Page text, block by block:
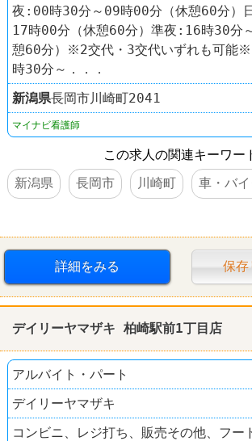
夜:00時30分～09時00分（休憩60分）
17時00分（休憩60分）準夜:16時30分
憩60分）※2交代・3交代いずれも可能
時30分～．．．
新潟県長岡市川崎町2041
マイナビ看護師
この求人の関連キーワー
新潟県
長岡市 川崎町 車・バ
詳細をみる 保存
デイリーヤマザキ 柏崎駅前1丁目店
アルバイト・パート
デイリーヤマザキ
コンビニ、レジ打ち、販売その他、フー